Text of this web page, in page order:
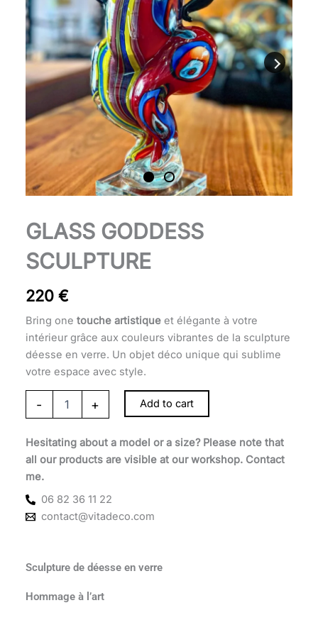
GLASS GODDESS
SCULPTURE
220 €
Bring one touche artistiqueet élégante à votre
intérieur grâce aux couleurs vibrantes de la sculpture
déesse en verre. Un objet déco unique qui sublime
votre espace avec style.
-
Sculpture
déesse
en
verre
+ Add to cart
Hesitating about a model or a size? Please note that
all our products are visible at our workshop. Contact
me.
06 82 36 11 22
contact@vitadeco.com
Sculpture de déesse en verre
Hommage à l’art